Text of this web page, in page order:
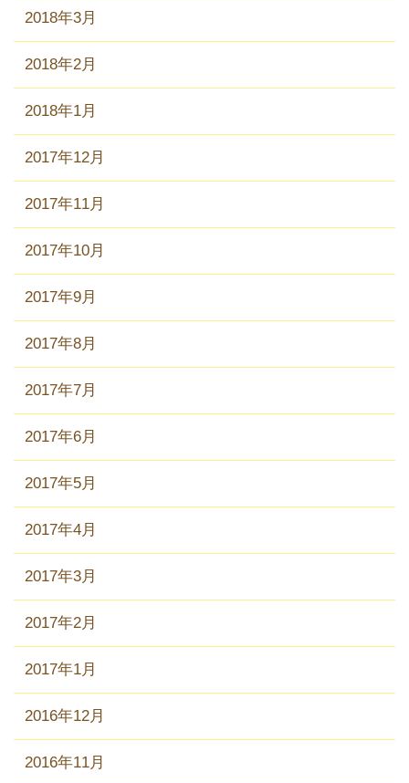
2018年3月
2018年2月
2018年1月
2017年12月
2017年11月
2017年10月
2017年9月
2017年8月
2017年7月
2017年6月
2017年5月
2017年4月
2017年3月
2017年2月
2017年1月
2016年12月
2016年11月